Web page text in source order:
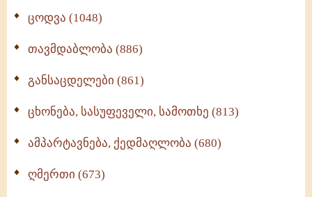
ცოდვა (1048)
თავმდაბლობა (886)
განსაცდელები (861)
ცხონება, სასუფეველი, სამოთხე (813)
ამპარტავნება, ქედმაღლობა (680)
ღმერთი (673)